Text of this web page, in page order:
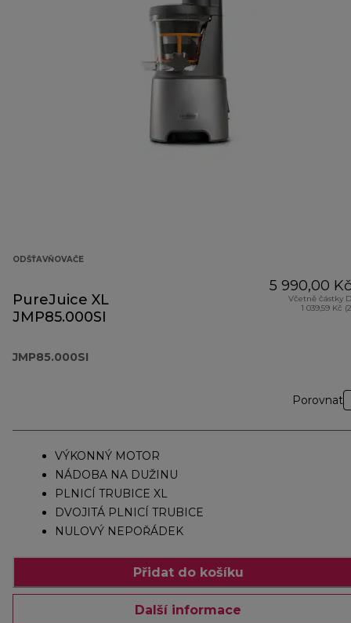
ODŠŤAVŇOVAČE
PureJuice XL
JMP85.000SI
JMP85.000SI
5 990,00 Kč
Včetně částky
1 039,59 Kč
Porovnat
VÝKONNÝ MOTOR
NÁDOBA NA DUŽINU
PLNICÍ TRUBICE XL
DVOJITÁ PLNICÍ TRUBICE
NULOVÝ NEPOŘÁDEK
Přidat do košíku
Další informace